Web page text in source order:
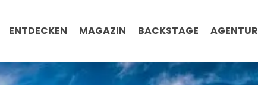
ENTDECKEN MAGAZIN BACKSTAGE AGENTUR